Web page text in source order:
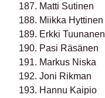
187. Matti Sutinen
188. Miikka Hyttinen
189. Erkki Tuunanen
190. Pasi Räsänen
191. Markus Niska
192. Joni Rikman
193. Hannu Kaipio